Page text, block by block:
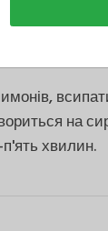
на
хвилин.